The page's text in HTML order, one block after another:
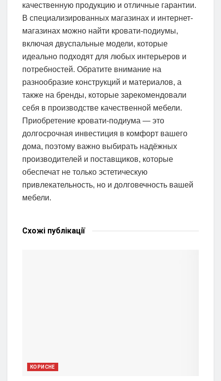
качественную продукцию и отличные гарантии.
В специализированных магазинах и интернет-
магазинах можно найти кровати-подиумы,
включая двуспальные модели, которые
идеально подходят для любых интерьеров и
потребностей. Обратите внимание на
разнообразие конструкций и материалов, а
также на бренды, которые зарекомендовали
себя в производстве качественной мебели.
Приобретение кровати-подиума — это
долгосрочная инвестиция в комфорт вашего
дома, поэтому важно выбирать надёжных
производителей и поставщиков, которые
обеспечат не только эстетическую
привлекательность, но и долговечность вашей
мебели.
Схожі публікації
КОРИСНЕ